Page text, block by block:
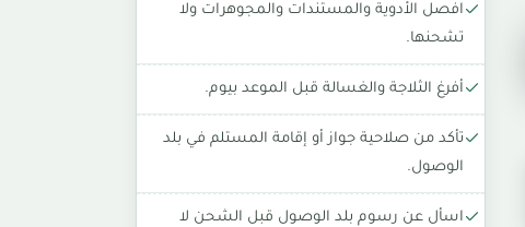
افصل الأدوية والمستندات والمجوهرات ولا
تشحنها.
أفرغ الثلاجة والغسالة قبل الموعد بيوم.
تأكد من صلاحية جواز أو إقامة المستلم في بلد
الوصول.
اسأل عن رسوم بلد الوصول قبل الشحن لا